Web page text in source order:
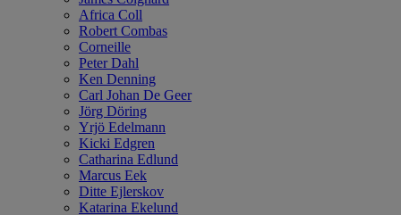
Africa Coll
Robert Combas
Corneille
Peter Dahl
Ken Denning
Carl Johan De Geer
Jörg Döring
Yrjö Edelmann
Kicki Edgren
Catharina Edlund
Marcus Eek
Ditte Ejlerskov
Katarina Ekelund